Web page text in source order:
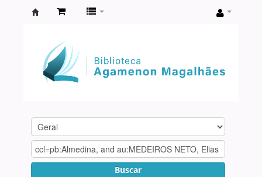
Agamenon
Magalhães
Buscar